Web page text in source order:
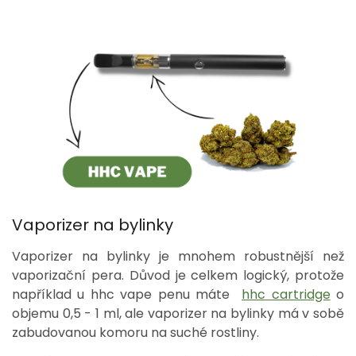
Vaporizer na bylinky
Vaporizer na bylinky je mnohem robustnější než
vaporizační pera. Důvod je celkem logický, protože
například u hhc vape penu máte hhc cartridgeo
objemu 0,5 - 1 ml, ale vaporizer na bylinky má v sobě
zabudovanou komoru na suché rostliny.